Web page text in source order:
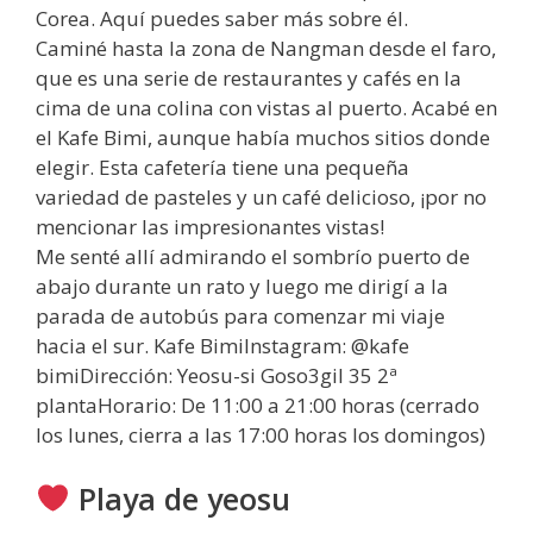
Corea. Aquí puedes saber más sobre él.
Caminé hasta la zona de Nangman desde el faro,
que es una serie de restaurantes y cafés en la
cima de una colina con vistas al puerto. Acabé en
el Kafe Bimi, aunque había muchos sitios donde
elegir. Esta cafetería tiene una pequeña
variedad de pasteles y un café delicioso, ¡por no
mencionar las impresionantes vistas!
Me senté allí admirando el sombrío puerto de
abajo durante un rato y luego me dirigí a la
parada de autobús para comenzar mi viaje
hacia el sur. Kafe BimiInstagram: @kafe
bimiDirección: Yeosu-si Goso3gil 35 2ª
plantaHorario: De 11:00 a 21:00 horas (cerrado
los lunes, cierra a las 17:00 horas los domingos)
Playa de yeosu